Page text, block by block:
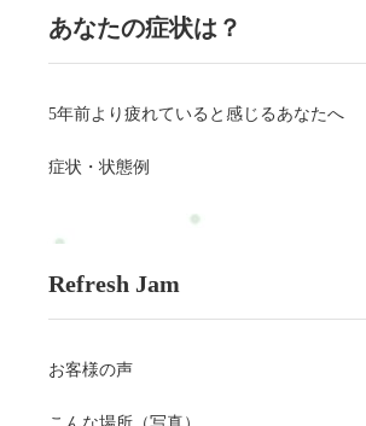
あなたの症状は？
5年前より疲れていると感じるあなたへ
症状・状態例
Refresh Jam
お客様の声